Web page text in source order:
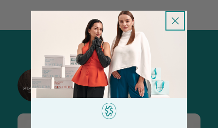
@sisters_stelmakh в Instagram
Подписаться